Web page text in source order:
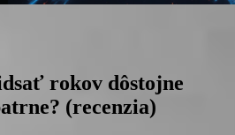
rokov dôstojne
(recenzia)